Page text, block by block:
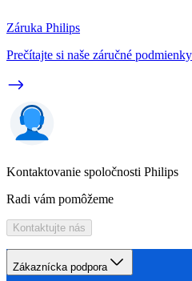
Záruka Philips
Prečítajte si naše záručné podmienky
Kontaktovanie spoločnosti Philips
Radi vám pomôžeme
Kontaktujte nás
Zákaznícka podpora